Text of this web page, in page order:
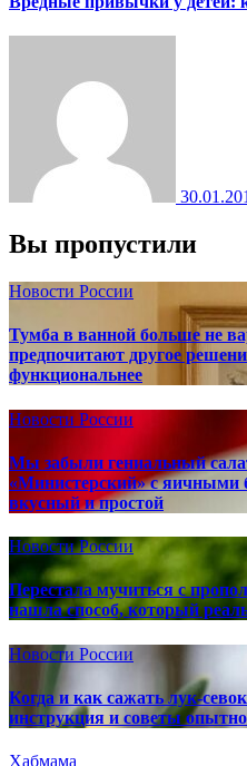
Вы пропустили
Новости России
Тумба в ванной больше не
предпочитают другое
функциональнее
Новости России
Мы забыли гениальный
«Министерский» с яичными
вкусный и простой
Новости России
Перестала мучиться с
нашла способ, который
Новости России
Когда и как сажать лук-
инструкция и советы
Хабмама